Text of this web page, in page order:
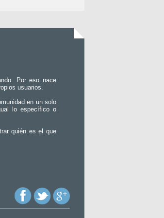
Por eso nace
usuarios.
en un solo
lo específico o
quién es el que